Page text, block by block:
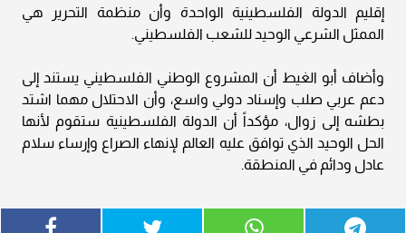
إقليم الدولة الفلسطينية الواحدة وأن منظمة التحرير هي
الممثل الشرعي الوحيد للشعب الفلسطيني.
وأضاف أبو الغيط أن المشروع الوطني الفلسطيني يستند إلى
دعم عربي صلب وإسناد دولي واسع، وأن الاحتلال مهما اشتد
بطشه إلى زوال، مؤكداً أن الدولة الفلسطينية ستقوم لأنها
الحل الوحيد الذي توافق عليه العالم لإنهاء الصراع وإرساء سلام
عادل ودائم في المنطقة.